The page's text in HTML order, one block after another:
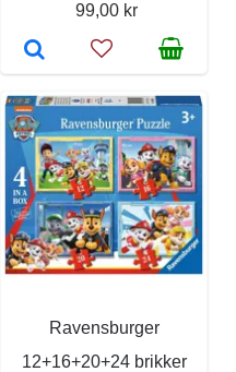
99,00 kr
Ravensburger
12+16+20+24 brikker